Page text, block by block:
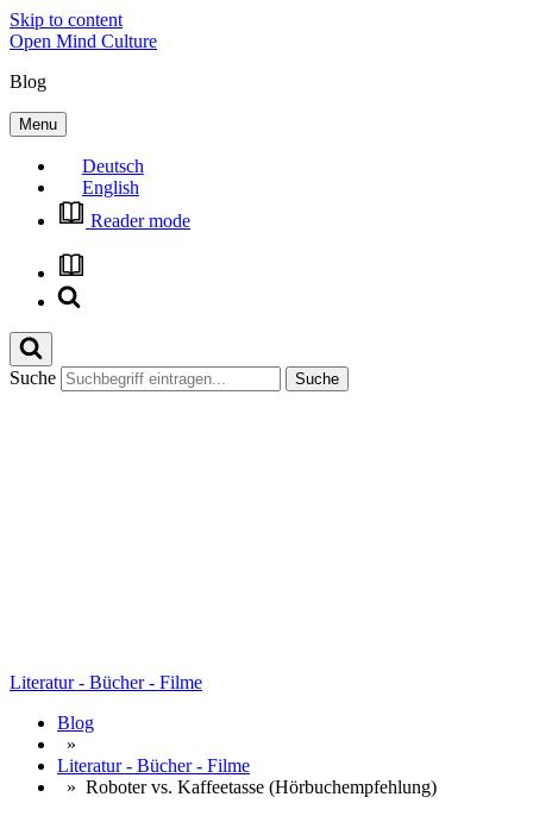
Skip to content
Open Mind Culture
Blog
Menu
Deutsch
English
Reader mode
Suche
Literatur - Bücher - Filme
Blog
»
Literatur - Bücher - Filme
» Roboter vs. Kaffeetasse (Hörbuchempfehlung)